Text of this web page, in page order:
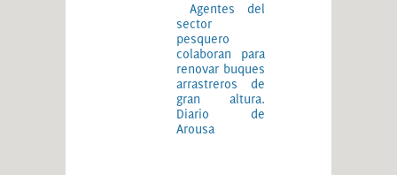
Agentes del
sector
pesquero
colaboran para
renovar buques
arrastreros de
gran altura.
Diario de
Arousa